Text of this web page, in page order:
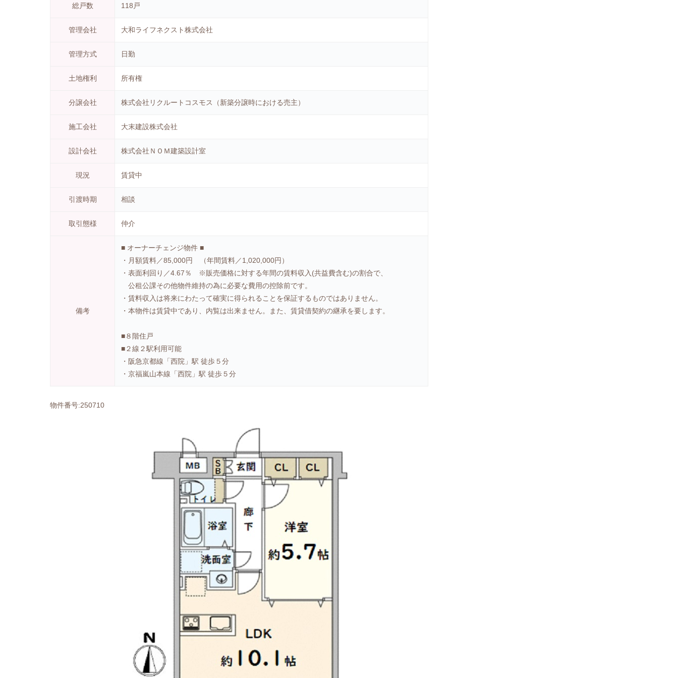
総戸数 118戸
管理会社 大和ライフネクスト株式会社
管理方式 日勤
土地権利 所有権
分譲会社 株式会社リクルートコスモス（新築分譲時における売主）
施工会社 大末建設株式会社
設計会社 株式会社ＮＯＭ建築設計室
現況 賃貸中
引渡時期 相談
取引態様 仲介
備考
■ オーナーチェンジ物件 ■
・月額賃料／85,000円 （年間賃料／1,020,000円）
・表面利回り／4.67％ ※販売価格に対する年間の賃料収入(共益費含む)の割合で、
公租公課その他物件維持の為に必要な費用の控除前です。
・賃料収入は将来にわたって確実に得られることを保証するものではありません。
・本物件は賃貸中であり、内覧は出来ません。また、賃貸借契約の継承を要します。
■８階住戸
■２線２駅利用可能
・阪急京都線「西院」駅 徒歩５分
・京福嵐山本線「西院」駅 徒歩５分
物件番号:250710